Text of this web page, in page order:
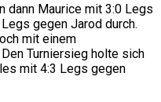
dann Maurice mit 3:0 Legs
gegen Jarod durch.
mit einem
Turniersieg holte sich
mit 4:3 Legs gegen